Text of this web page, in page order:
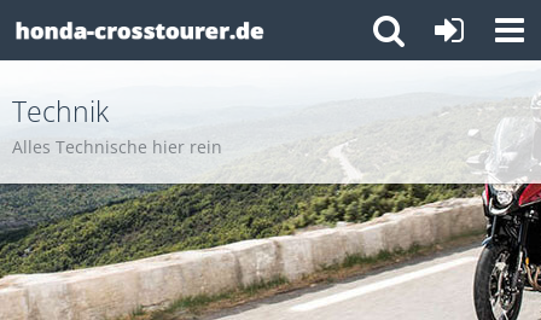
Technik
Alles Technische hier rein